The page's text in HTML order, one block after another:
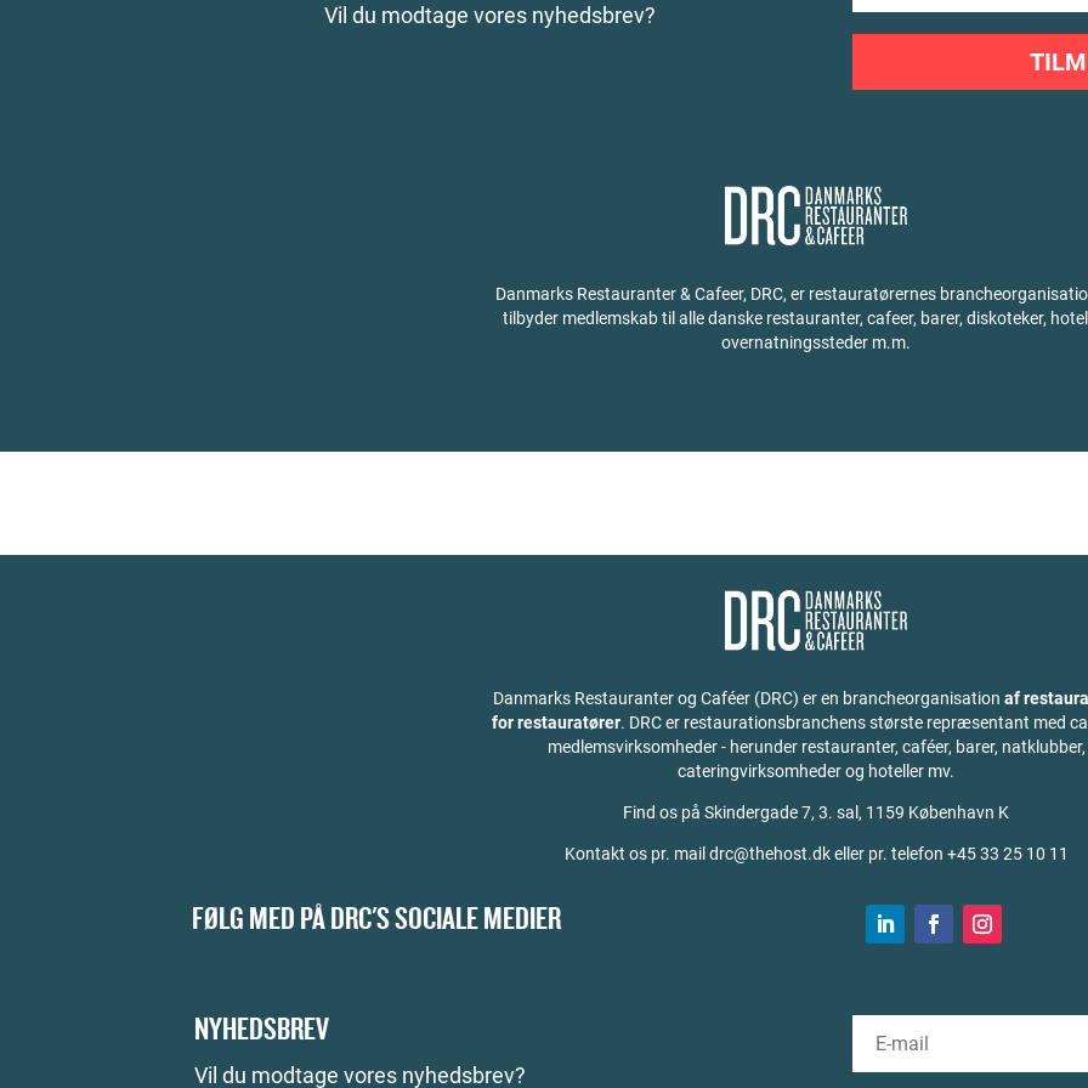
Vil du modtage vores nyhedsbrev?
Danmarks Restauranter & Cafeer, DRC, er restauratørernes
tilbyder medlemskab til alle danske restauranter, cafeer, barer, diskoteker,
overnatningssteder m.m.
Danmarks Restauranter og Caféer (DRC) er en brancheorganisation af
for restauratører. DRC er restaurationsbranchens største repræsentant med
medlemsvirksomheder - herunder restauranter, caféer, barer, natklubber,
cateringvirksomheder og hoteller mv.
Find os på Skindergade 7, 3. sal, 1159 København K
Kontakt os pr. mail drc@thehost.dk eller pr. telefon +45 33 25 10 11
FØLG MED PÅ DRC'S SOCIALE MEDIER
NYHEDSBREV
Vil du modtage vores nyhedsbrev?